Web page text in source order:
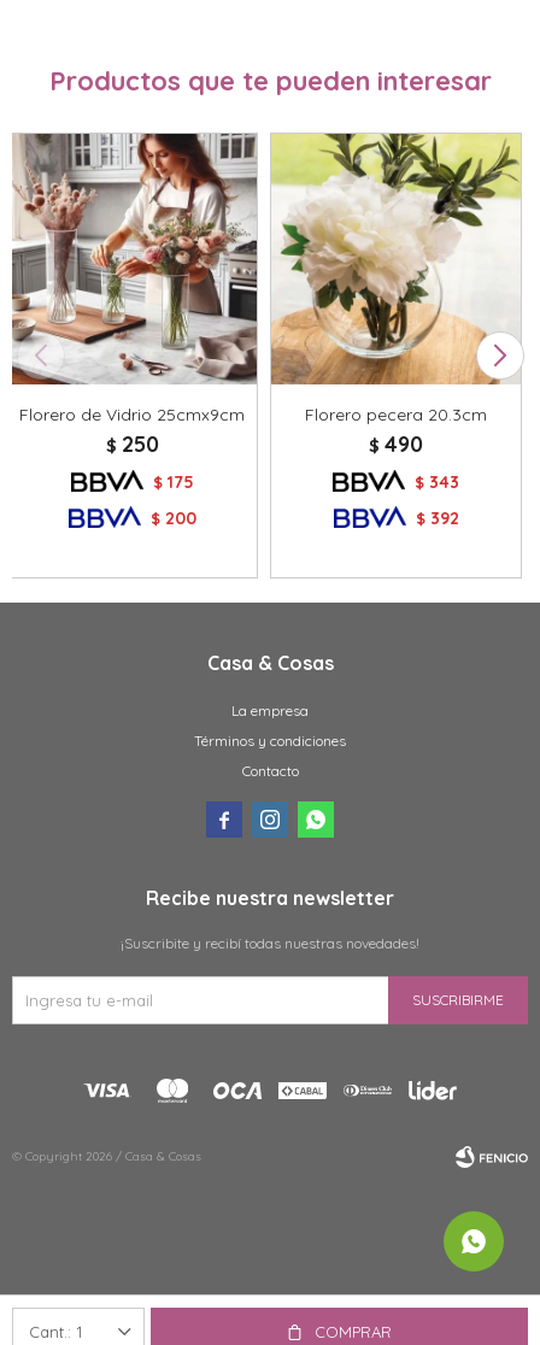
1 COMPRAR
Productos que te pueden interesar
Florero de Vidrio 25cmx9cm
$ 250
$ 175
$ 200
Florero pecera 20.3cm
$ 490
$ 343
$ 392
Casa & Cosas
La empresa
Términos y condiciones
Contacto
  
Recibe nuestra newsletter
¡Suscribite y recibí todas nuestras novedades!
SUSCRIBIRME
© Copyright 2026 / Casa & Cosas